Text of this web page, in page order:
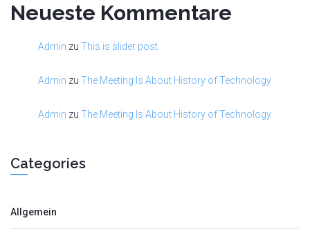
Neueste Kommentare
Admin zu This is slider post
Admin zu The Meeting Is About History of Technology
Admin zu The Meeting Is About History of Technology
Categories
Allgemein